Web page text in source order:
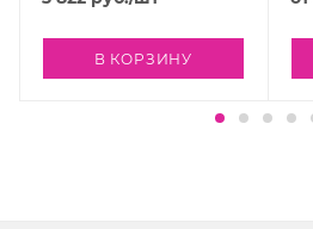
В КОРЗИНУ